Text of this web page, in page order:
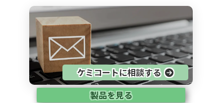
ケミコートに相談する
製品を見る